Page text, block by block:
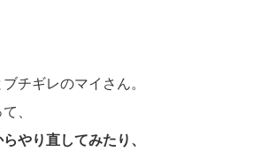
チギレのマイさん。
、
やり直してみたり、